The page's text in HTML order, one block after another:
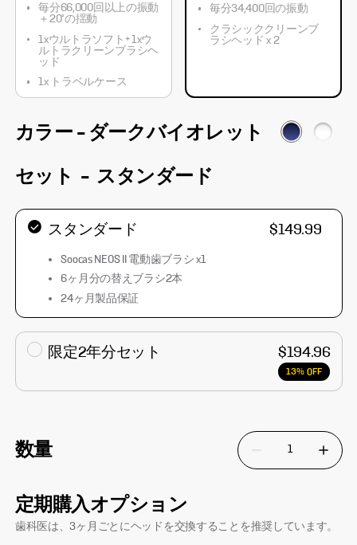
毎分66,000回以上の振動
＋20°の揺動
1xウルトラソフト+ 1xウ
ルトラクリーンブラシヘ
ッド
1x トラベルケース
毎分34,400回の振動
クラシッククリーンブ
ラシヘッド x 2
カラー-ダークバイオレット
セット - スタンダード
$149.99
スタンダード
Soocas NEOS II 電動歯ブラシ x1
6ヶ月分の替えブラシ2本
24ヶ月製品保証
$194.96
13% OFF
限定2年分セット
数量 Soocas NEOS II
定期購入オプション
歯科医は、3ヶ月ごとにヘッドを交換することを推奨しています。